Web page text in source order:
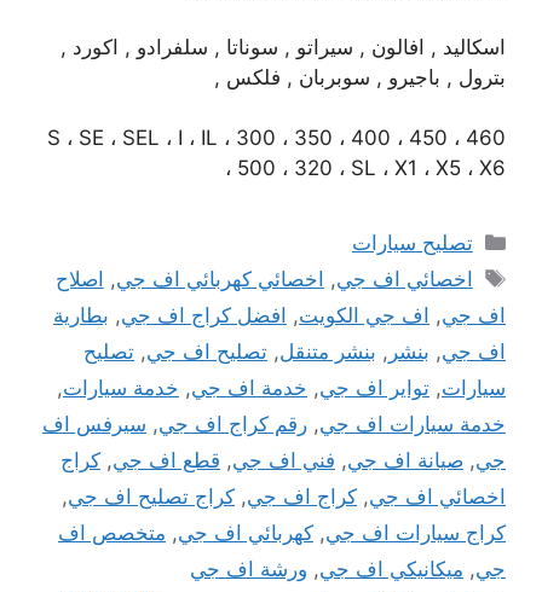
اسكاليد , افالون , سيراتو , سوناتا , سلفرادو , اكورد ,
بترول , باجيرو , سوبربان , فلكس ,
S ، SE ، SEL ، I ، IL ، 300 ، 350 ، 400 ، 450 ، 460
، 500 ، 320 ، SL ، X1 ، X5 ، X6
التصنيفات
تصليح سيارات
الوسوم
اخصائي اف جي, اخصائي كهربائي اف جي, اصلاح
اف جي, اف جي الكويت, افضل كراج اف جي, بطارية
اف جي, بنشر , بنشر متنقل, تصليح اف جي, تصليح
سيارات, تواير اف جي, خدمة اف جي, خدمة سيارات,
خدمة سيارات اف جي, رقم كراج اف جي, سيرفس اف
جي, صيانة اف جي, فني اف جي, قطع اف جي, كراج
اخصائي اف جي, كراج اف جي, كراج تصليح اف جي,
كراج سيارات اف جي, كهربائي اف جي, متخصص اف
جي, ميكانيكي اف جي, ورشة اف جي